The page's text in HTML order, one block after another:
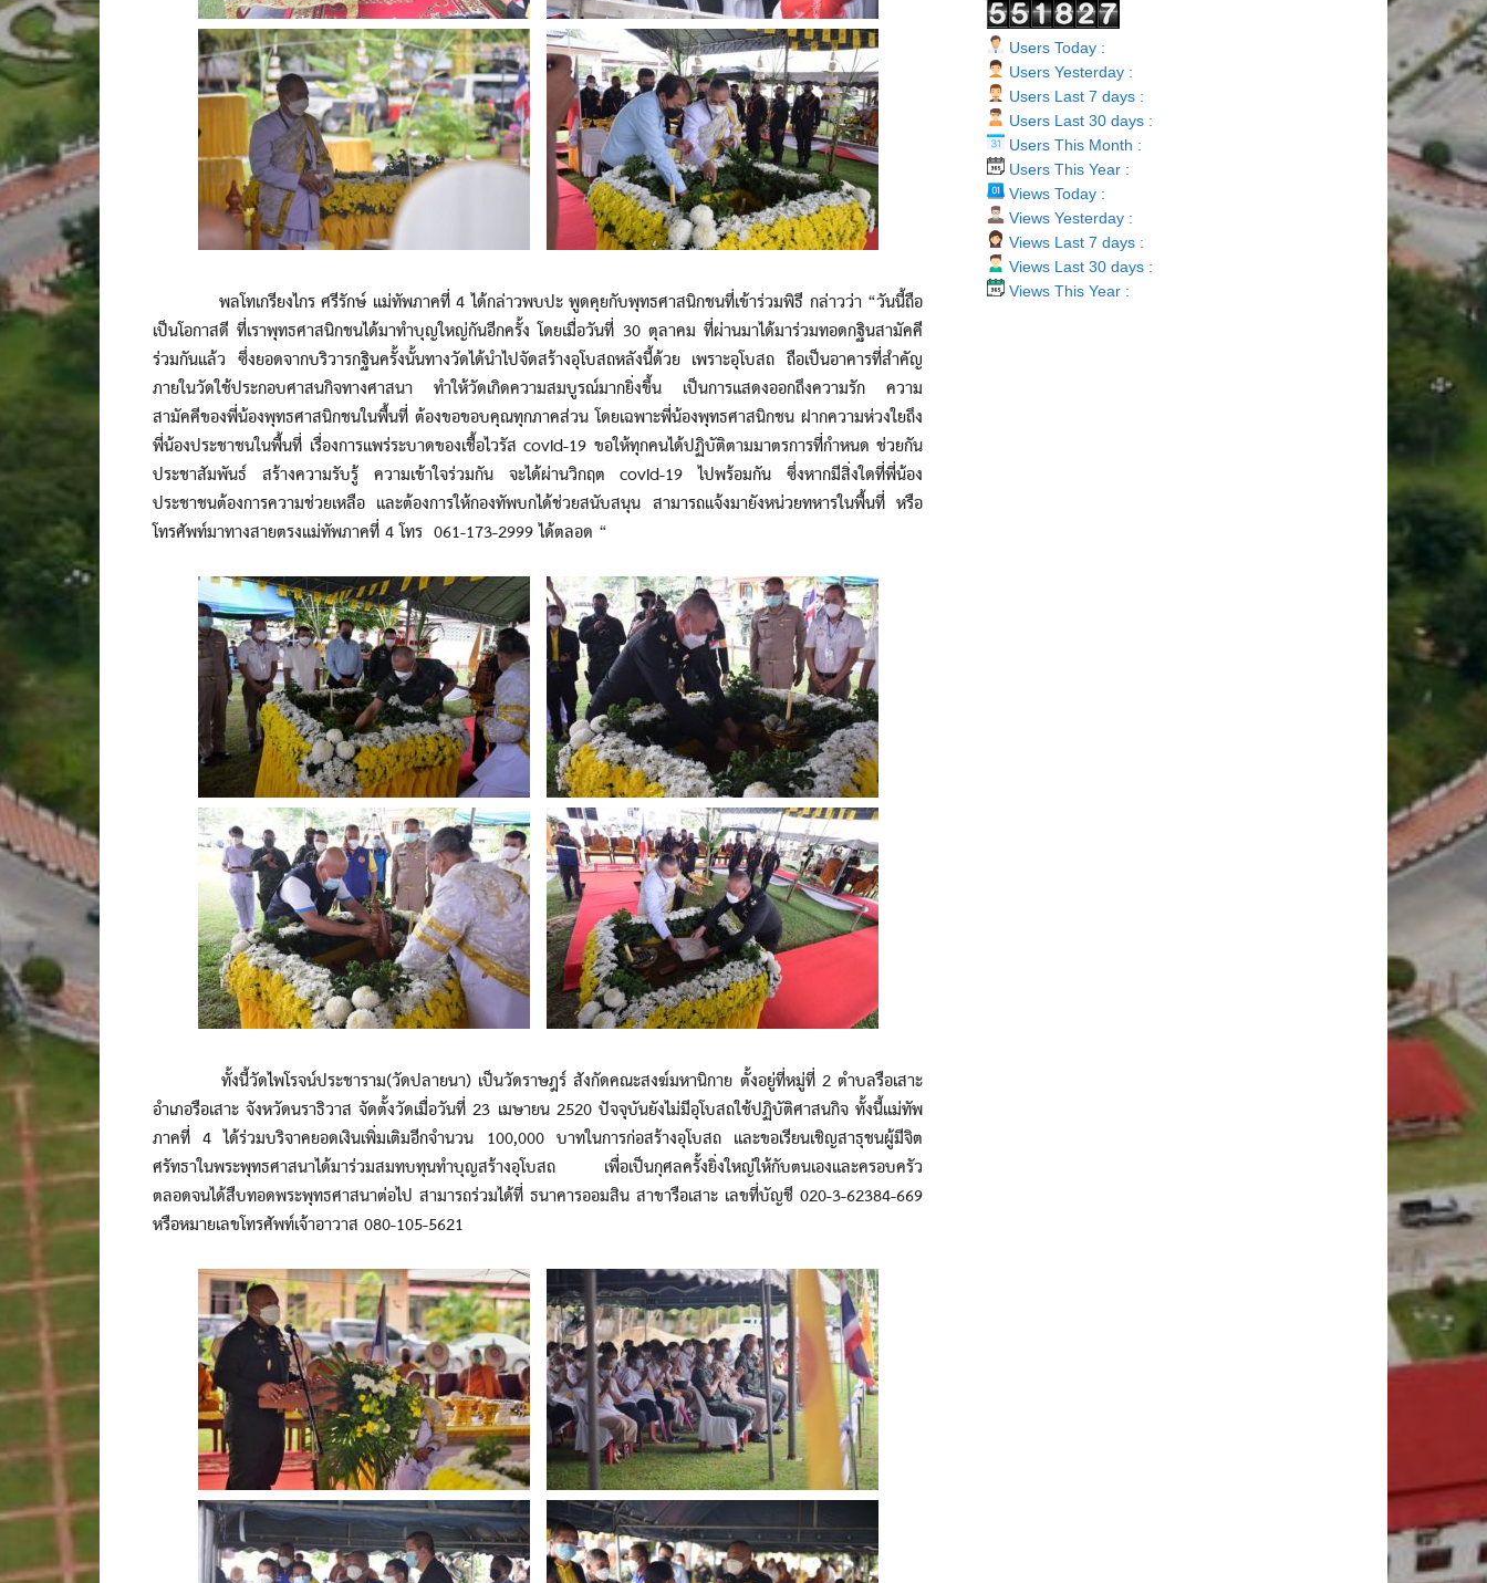
พลโทเกรียงไกร ศรีรักษ์ แม่ทัพภาคที่ 4 ได้กล่าวพบปะ พูดคุยกับพุทธศาสนิกชนที่เข้าร่วมพิธี กล่าวว่า “วันนี้ถือ
เป็นโอกาสดี ที่เราพุทธศาสนิกชนได้มาทำบุญใหญ่กันอีกครั้ง โดยเมื่อวันที่ 30 ตุลาคม ที่ผ่านมาได้มาร่วมทอดกฐินสามัคคี
ร่วมกันแล้ว ซึ่งยอดจากบริวารกฐินครั้งนั้นทางวัดได้นำไปจัดสร้างอุโบสถหลังนี้ด้วย เพราะอุโบสถ ถือเป็นอาคารที่สำคัญ
ภายในวัดใช้ประกอบศาสนกิจทางศาสนา ทำให้วัดเกิดความสมบูรณ์มากยิ่งขึ้น เป็นการแสดงออกถึงความรัก ความ
สามัคคีของพี่น้องพุทธศาสนิกชนในพื้นที่ ต้องขอขอบคุณทุกภาคส่วน โดยเฉพาะพี่น้องพุทธศาสนิกชน ฝากความห่วงใยถึง
พี่น้องประชาชนในพื้นที่ เรื่องการแพร่ระบาดของเชื้อไวรัส covid-19 ขอให้ทุกคนได้ปฏิบัติตามมาตรการที่กำหนด ช่วยกัน
ประชาสัมพันธ์ สร้างความรับรู้ ความเข้าใจร่วมกัน จะได้ผ่านวิกฤต covid-19 ไปพร้อมกัน ซึ่งหากมีสิ่งใดที่พี่น้อง
ประชาชนต้องการความช่วยเหลือ และต้องการให้กองทัพบกได้ช่วยสนับสนุน สามารถแจ้งมายังหน่วยทหารในพื้นที่ หรือ
โทรศัพท์มาทางสายตรงแม่ทัพภาคที่ 4 โทร 061-173-2999 ได้ตลอด “
ทั้งนี้วัดไพโรจน์ประชาราม(วัดปลายนา) เป็นวัดราษฎร์ สังกัดคณะสงฆ์มหานิกาย ตั้งอยู่ที่หมู่ที่ 2 ตำบลรือเสาะ
อำเภอรือเสาะ จังหวัดนราธิวาส จัดตั้งวัดเมื่อวันที่ 23 เมษายน 2520 ปัจจุบันยังไม่มีอุโบสถใช้ปฏิบัติศาสนกิจ ทั้งนี้แม่ทัพ
ภาคที่ 4 ได้ร่วมบริจาคยอดเงินเพิ่มเติมอีกจำนวน 100,000 บาทในการก่อสร้างอุโบสถ และขอเรียนเชิญสาธุชนผู้มีจิต
ศรัทธาในพระพุทธศาสนาได้มาร่วมสมทบทุนทำบุญสร้างอุโบสถ เพื่อเป็นกุศลครั้งยิ่งใหญ่ให้กับตนเองและครอบครัว
ตลอดจนได้สืบทอดพระพุทธศาสนาต่อไป สามารถร่วมได้ที่ ธนาคารออมสิน สาขารือเสาะ เลขที่บัญชี 020-3-62384-669
หรือหมายเลขโทรศัพท์เจ้าอาวาส 080-105-5621
Users Today :
Users Yesterday :
Users Last 7 days :
Users Last 30 days :
Users This Month :
Users This Year :
Views Today :
Views Yesterday :
Views Last 7 days :
Views Last 30 days :
Views This Year :